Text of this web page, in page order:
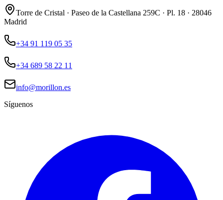
Torre de Cristal · Paseo de la Castellana 259C · Pl. 18 · 28046
Madrid
+34 91 119 05 35
+34 689 58 22 11
info@morillon.es
Síguenos